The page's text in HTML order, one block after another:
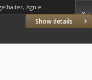
Show details
Spiegelhalter, Agnieszka